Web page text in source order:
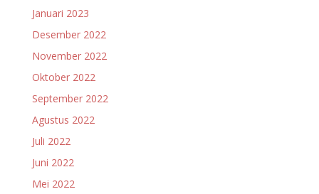
Januari 2023
Desember 2022
November 2022
Oktober 2022
September 2022
Agustus 2022
Juli 2022
Juni 2022
Mei 2022